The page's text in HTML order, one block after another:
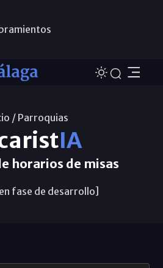
/ Parroquias
IA
horarios de misas
fase de desarrollo]